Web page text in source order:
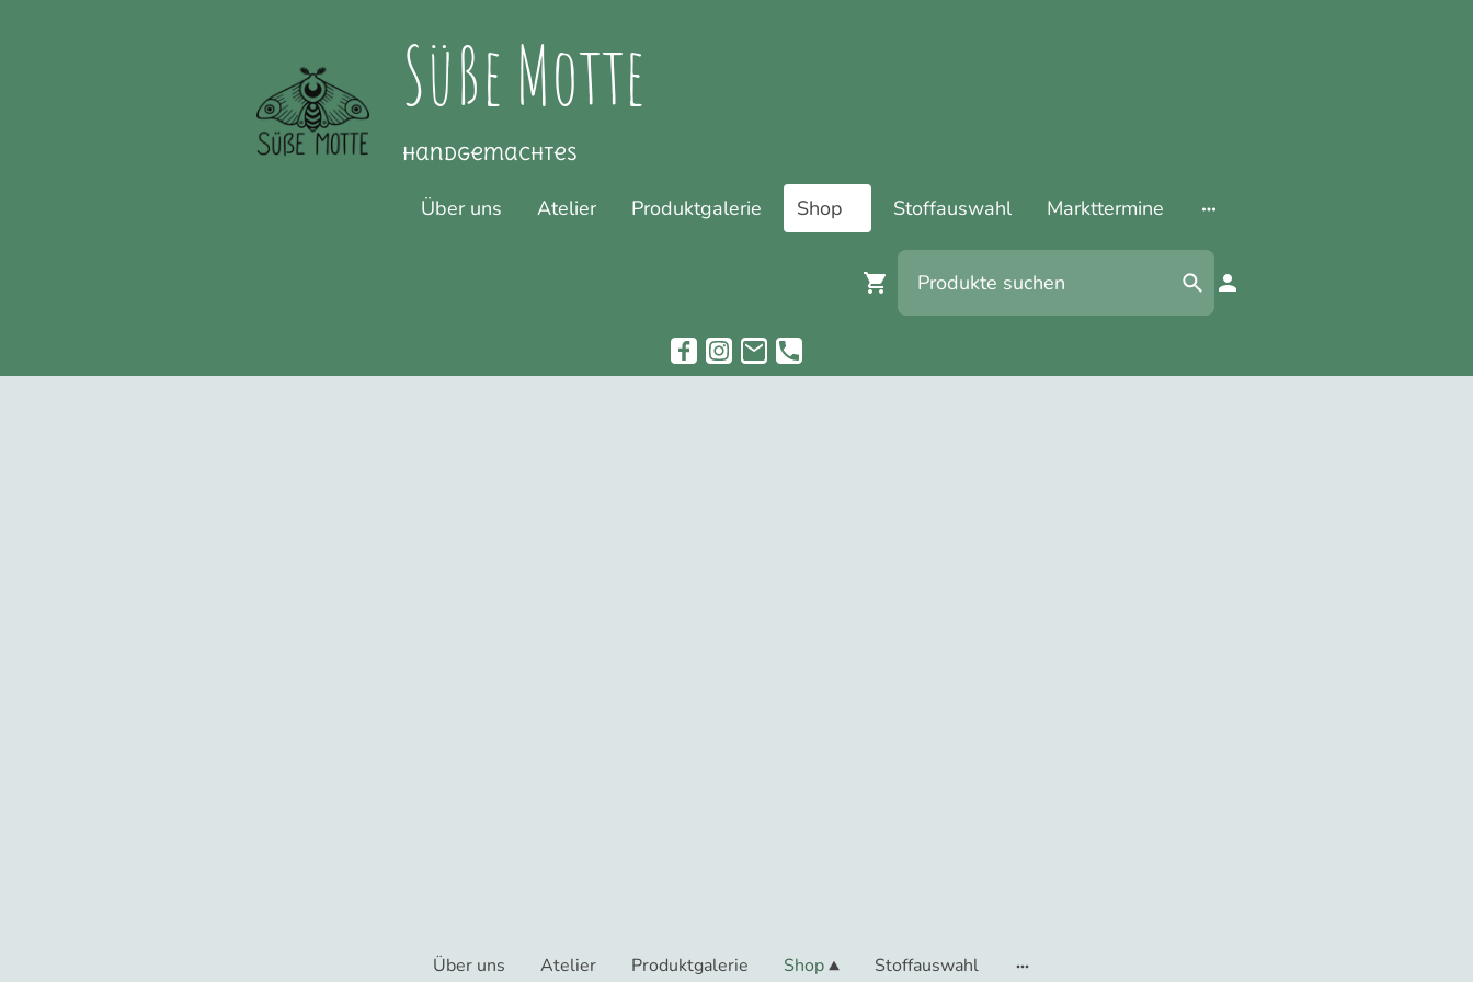
Süße Motte
Handgemachtes
Über uns Atelier Produktgalerie Shop Stoffauswahl Markttermine
Über uns Atelier Produktgalerie Shop Stoffauswahl